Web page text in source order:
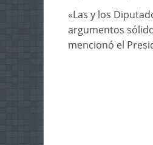
«Las y los
argumentos
mencionó el